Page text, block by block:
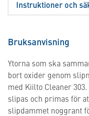
Instruktioner och
Bruksanvisning
Ytorna som ska
bort oxider genom
med Kiilto Cleaner
slipas och primas för
slipdammet noggrant